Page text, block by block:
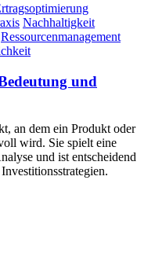
Nachhaltigkeit
Ressourcenmanagement
und
an dem ein Produkt oder
wird. Sie spielt eine
und ist entscheidend